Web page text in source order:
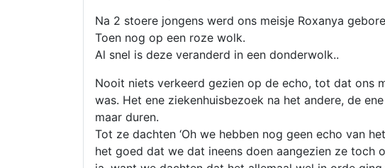
Na 2 stoere jongens werd ons meisje Roxanya
Toen nog op een roze wolk.
Al snel is deze veranderd in een donderwolk..
Nooit niets verkeerd gezien op de echo, tot dat ons
was. Het ene ziekenhuisbezoek na het andere, de
maar duren.
Tot ze dachten ‘Oh we hebben nog geen echo van
het goed dat we dat ineens doen aangezien ze toch